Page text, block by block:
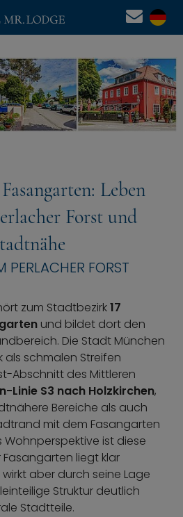
Leben
Forst und
PERLACHER FORST
zum Stadtbezirk17
und bildet dort den
Die Stadt München
als schmalen Streifen
Abschnitt des Mittleren
Linie S3 nach Holzkirchen,
Bereiche als auch
mit dem Fasangarten
ist diese
Fasangarten liegt klar
aber durch seine Lage
Struktur deutlich
Stadtteile.